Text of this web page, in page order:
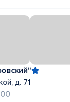
д. 71